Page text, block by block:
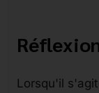
Lorsqu'il